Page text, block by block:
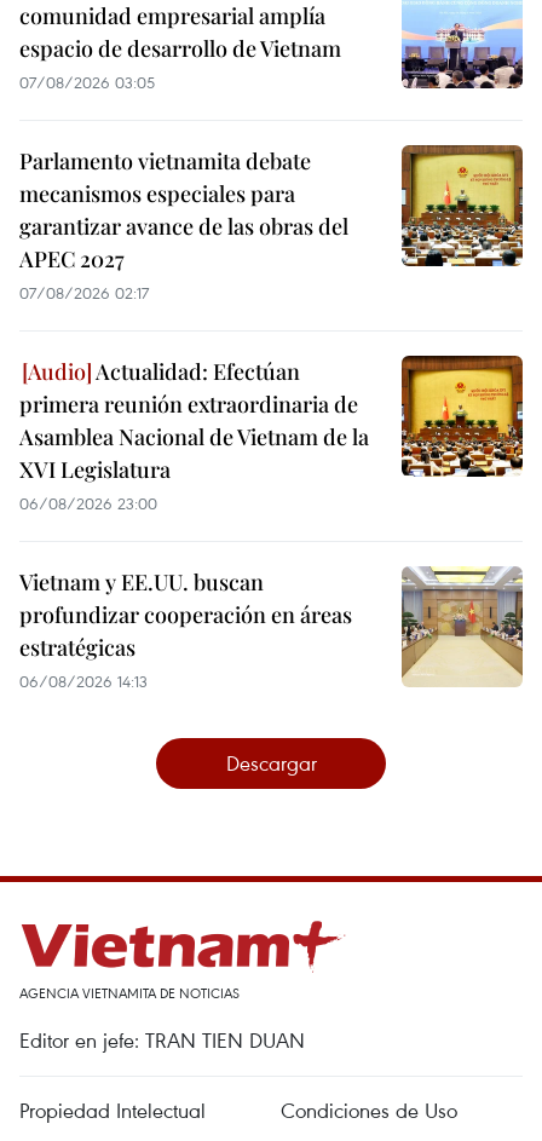
comunidad empresarial amplía
espacio de desarrollo de Vietnam
07/08/2026 03:05
Parlamento vietnamita debate
mecanismos especiales para
garantizar avance de las obras del
APEC 2027
07/08/2026 02:17
Actualidad: Efectúan
primera reunión extraordinaria de
Asamblea Nacional de Vietnam de la
XVI Legislatura
06/08/2026 23:00
Vietnam y EE.UU. buscan
profundizar cooperación en áreas
estratégicas
06/08/2026 14:13
Descargar
AGENCIA VIETNAMITA DE NOTICIAS
Editor en jefe: TRAN TIEN DUAN
Propiedad Intelectual
Condiciones de Uso